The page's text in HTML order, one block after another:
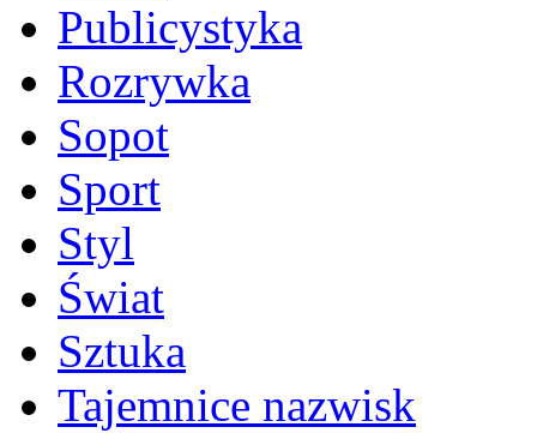
Publicystyka
Rozrywka
Sopot
Sport
Styl
Świat
Sztuka
Tajemnice nazwisk